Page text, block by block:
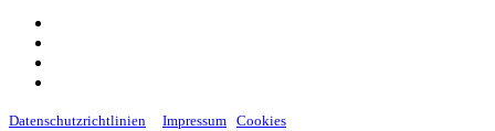
Datenschutzrichtlinien Impressum Cookies